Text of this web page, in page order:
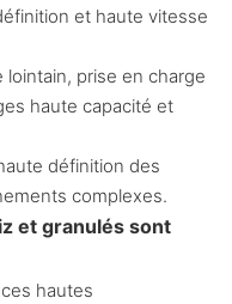
et haute vitesse
prise en charge
haute capacité et
définition des
complexes.
et granulés sont
hautes